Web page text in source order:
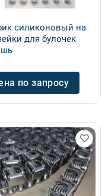
силиконовый на
для булочек
по запросу